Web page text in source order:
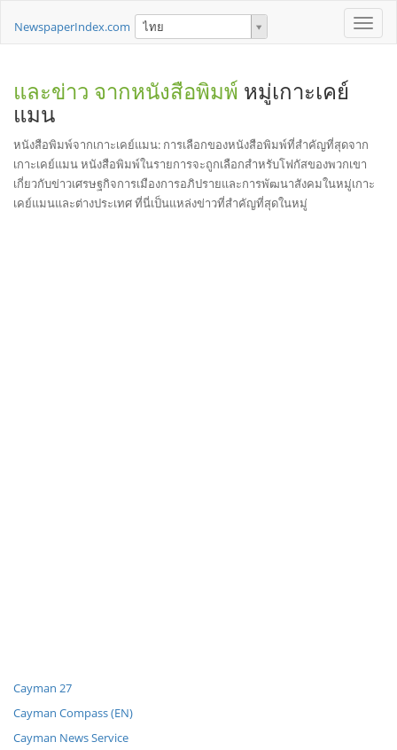
Toggle
NewspaperIndex.com ไทย
และข่าว จากหนังสือพิมพ์ หมู่เกาะเคย์
แมน
หนังสือพิมพ์จากเกาะเคย์แมน: การเลือกของหนังสือพิมพ์ที่สำคัญที่สุดจาก
เกาะเคย์แมน หนังสือพิมพ์ในรายการจะถูกเลือกสำหรับโฟกัสของพวกเขา
เกี่ยวกับข่าวเศรษฐกิจการเมืองการอภิปรายและการพัฒนาสังคมในหมู่เกาะ
เคย์แมนและต่างประเทศ ที่นี่เป็นแหล่งข่าวที่สำคัญที่สุดในหมู่
Cayman 27
Cayman Compass (EN)
Cayman News Service